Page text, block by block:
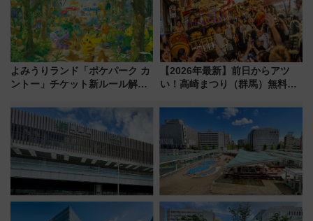
よみうりランド「ポケパーク カ
ントー」チケット新ルール解
本人確認が11月スタート
【2026年最新】前日からアツ
い！高崎まつり（群馬）無料観
しまで